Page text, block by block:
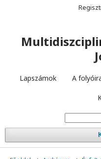
Lapszámok A